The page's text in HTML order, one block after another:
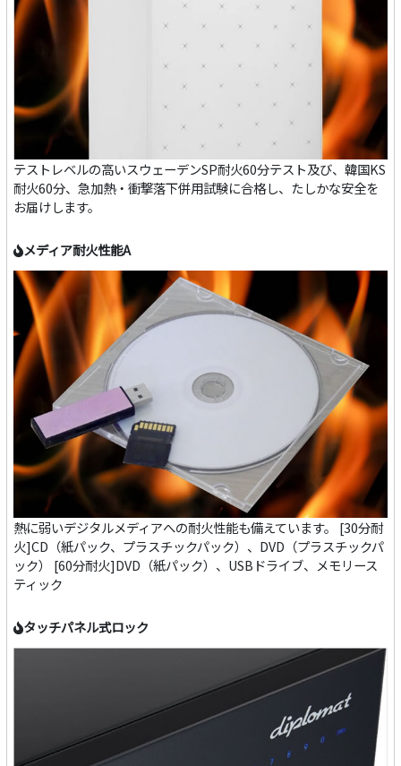
テストレベルの高いスウェーデンSP耐火60分テスト及び、韓国KS
耐火60分、急加熱・衝撃落下併用試験に合格し、たしかな安全を
お届けします。
メディア耐火性能A
熱に弱いデジタルメディアへの耐火性能も備えています。 [30分耐
火]CD（紙パック、プラスチックパック）、DVD（プラスチックパ
ック） [60分耐火]DVD（紙パック）、USBドライブ、メモリース
ティック
タッチパネル式ロック